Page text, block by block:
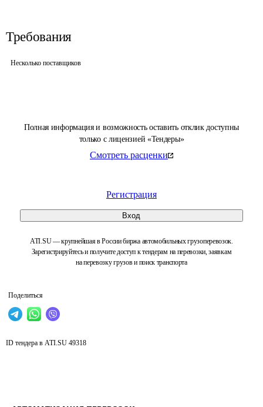
Полная информация и возможность оставить отклик доступны
только с лицензией «Тендеры»
Смотреть расценки
Регистрация
Вход
ATI.SU — крупнейшая в России биржа автомобильных грузоперевозок.
Зарегистрируйтесь и получите доступ к тендерам на перевозки, заявкам
на перевозку грузов и поиск транспорта
Поделиться
Требования
Несколько поставщиков
ID тендера в ATI.SU 49318